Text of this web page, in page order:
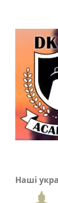
Наші